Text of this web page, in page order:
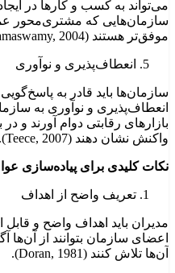
می‌تواند به کسب و کارها در
سازمان‌هایی که مشتری‌محور
موفق‌تر هستند (Prahalad & Ramaswamy, 2004).
انعطاف‌پذیری و نوآوری
سازمان‌ها باید قادر به
انعطاف‌پذیری و نوآوری به
بازارهای رقابتی دوام آورند و
واکنش نشان دهند (Teece, 2007).
نکات کلیدی برای پیاده‌سازی
تعریف واضح از اهداف
مدیران باید اهداف واضح و قابل
اعضای سازمان بتوانند از آن‌ها
آن‌ها تلاش کنند (Doran, 1981).